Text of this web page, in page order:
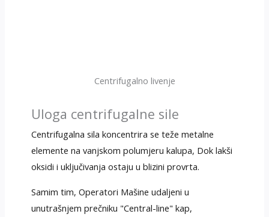
Centrifugalno livenje
Uloga centrifugalne sile
Centrifugalna sila koncentrira se teže metalne
elemente na vanjskom polumjeru kalupa, Dok lakši
oksidi i uključivanja ostaju u blizini provrta.
Samim tim, Operatori Mašine udaljeni u
unutrašnjem prečniku "Central-line" kap,